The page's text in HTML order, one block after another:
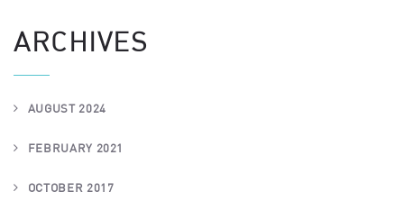
ARCHIVES
AUGUST 2024
FEBRUARY 2021
OCTOBER 2017